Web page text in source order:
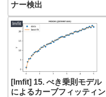
ナー検出
lmfit
[lmfit] 15. べき乗則モデル
によるカーブフィッティン